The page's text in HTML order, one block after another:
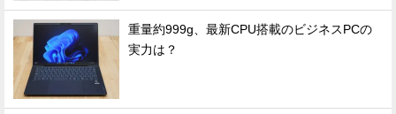
重量約999g、最新CPU搭載のビジネスPCの
実力は？